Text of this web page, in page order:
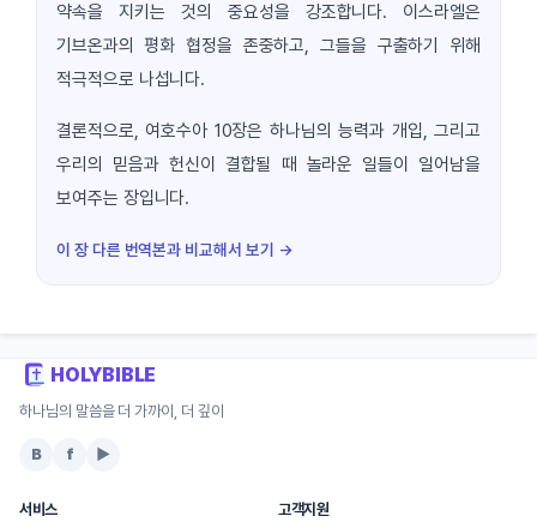
약속을 지키는 것의 중요성을 강조합니다. 이스라엘은
기브온과의 평화 협정을 존중하고, 그들을 구출하기 위해
적극적으로 나섭니다.
결론적으로, 여호수아 10장은 하나님의 능력과 개입, 그리고
우리의 믿음과 헌신이 결합될 때 놀라운 일들이 일어남을
보여주는 장입니다.
이 장 다른 번역본과 비교해서 보기 →
HOLYBIBLE
하나님의 말씀을 더 가까이, 더 깊이
B f ▶
서비스
고객지원